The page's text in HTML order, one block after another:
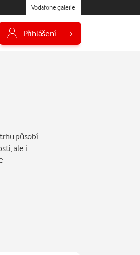
Vodafone galerie
Přihlášení
působí
ale i